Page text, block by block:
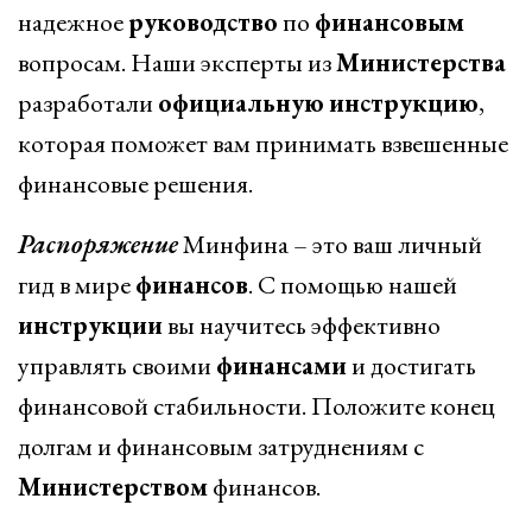
надежноеруководствопо финансовым
вопросам. Наши эксперты изМинистерства
разработали официальнуюинструкцию,
которая поможет вам принимать взвешенные
финансовые решения.
РаспоряжениеМинфина – это ваш личный
гид в мирефинансов. С помощью нашей
инструкциивы научитесь эффективно
управлять своими финансамии достигать
финансовой стабильности. Положите конец
долгам и финансовым затруднениям с
Министерствомфинансов.